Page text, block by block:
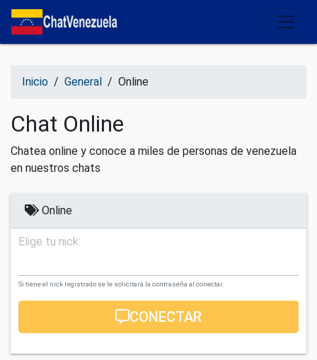
Salir del contenido
Inicio / General / Online
Chat Online
Chatea online y conoce a miles de personas de venezuela
en nuestros chats
Online
Elige tu nick:
Si tiene el nick registrado se le solicitará la contraseña al conectar.
CONECTAR